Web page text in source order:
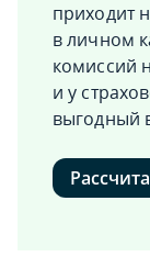
приходит
в личном
комиссий
и у
выгодный